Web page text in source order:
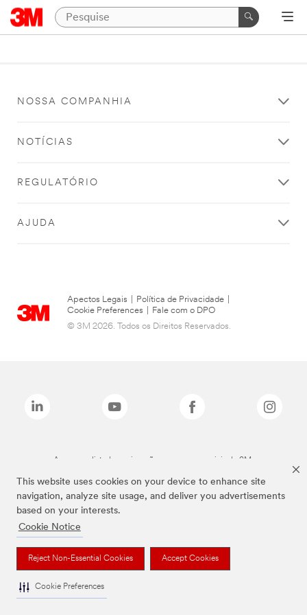
This website uses cookies on your device to enhance site
navigation, analyze site usage, and deliver you advertisements
based on your interests.
Cookie Notice
Reject Non-Essential Cookies Accept Cookies
Cookie Preferences
NOSSA COMPANHIA
NOTÍCIAS
REGULATÓRIO
AJUDA
Apectos Legais Política de Privacidade
Cookie Preferences
Fale com o DPO
© 3M 2026. Todos os Direitos Reservados.
As marcas listadas a cima são marcas comerciais da 3M.